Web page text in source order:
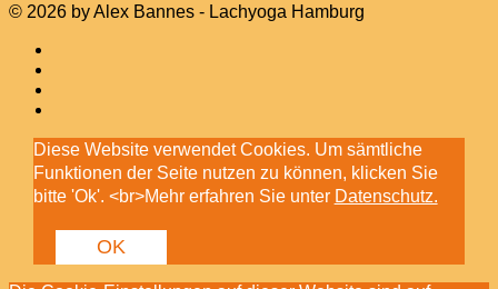
© 2026 by Alex Bannes - Lachyoga Hamburg
Diese Website verwendet Cookies. Um sämtliche
Funktionen der Seite nutzen zu können, klicken Sie
bitte 'Ok'. <br>Mehr erfahren Sie unter Datenschutz.
OK